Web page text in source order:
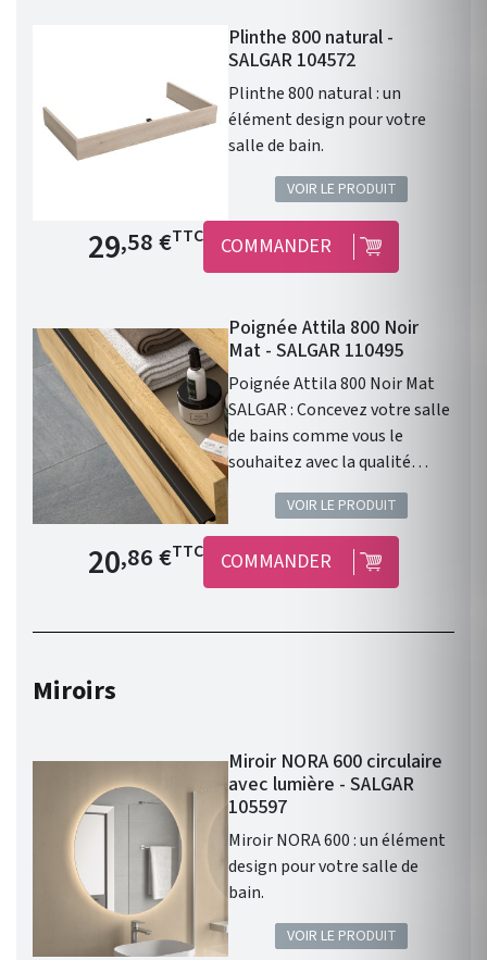
Plinthe 800 natural -
SALGAR 104572
Plinthe 800 natural : un
élément design pour votre
salle de bain.
VOIR LE PRODUIT
Prix de base
29,58 €TTC COMMANDER
Poignée Attila 800 Noir
Mat - SALGAR 110495
Poignée Attila 800 Noir Mat
SALGAR : Concevez votre salle
de bains comme vous le
souhaitez avec la qualité
Salgar !
VOIR LE PRODUIT
Prix de base
20,86 €TTC COMMANDER
Miroirs
Miroir NORA 600 circulaire
avec lumière - SALGAR
105597
Miroir NORA 600 : un élément
design pour votre salle de
bain.
VOIR LE PRODUIT